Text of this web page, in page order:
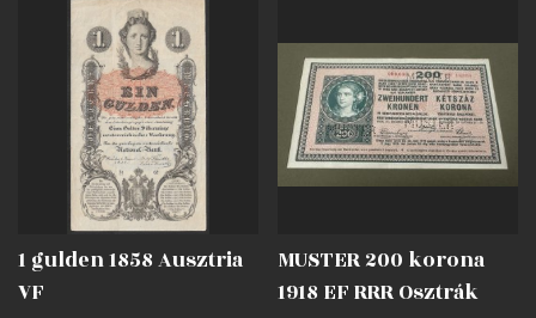
1 gulden 1858 Ausztria
VF
MUSTER 200 korona
1918 EF RRR Osztrák